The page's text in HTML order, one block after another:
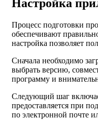
Настройка
Процесс подготовки
обеспечивают
настройка позволяет
Сначала необходимо
выбрать версию,
программу и
Следующий шаг
предоставляется при
по электронной почте